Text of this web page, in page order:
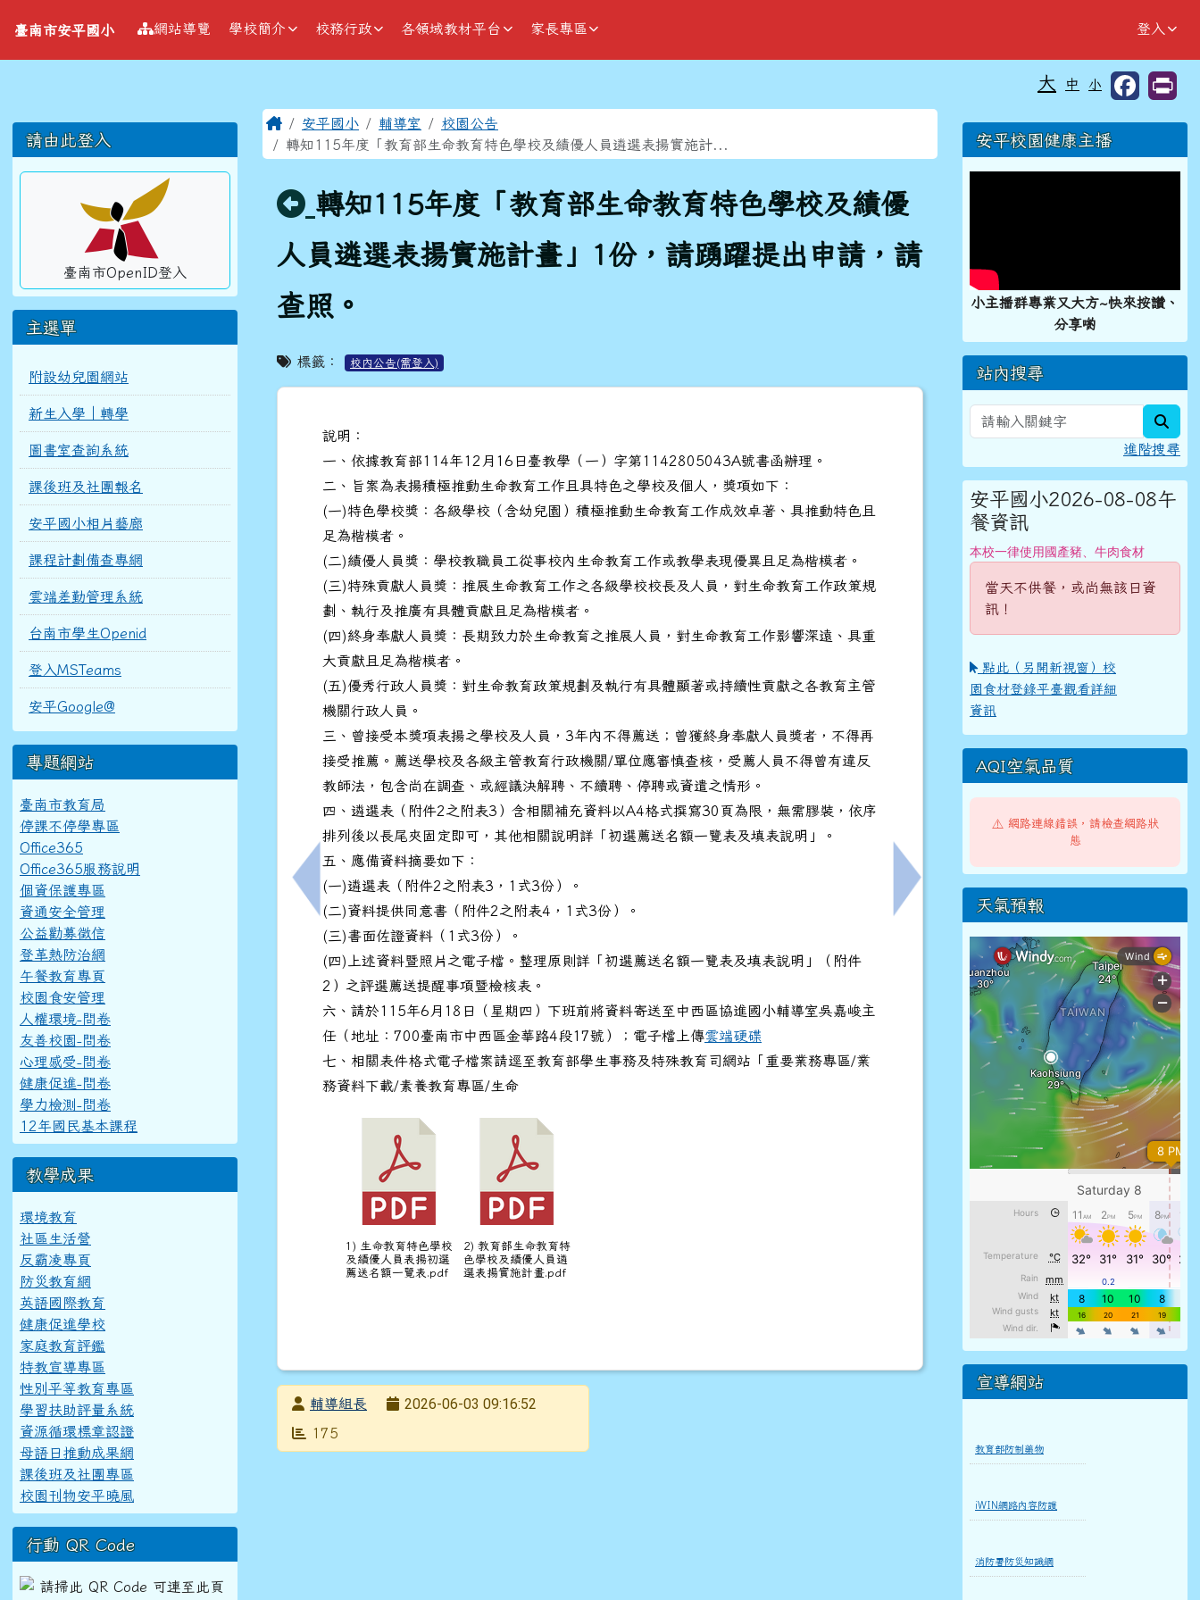
臺南市安平國小
導覽列
臺南市安平國小 網站導覽 學校簡介 校務行政 各領域教材平台 家長專區 登入
⏸
大 中 小
左邊區域內容
請由此登入
臺南市OpenID登入
主選單
附設幼兒園網站
新生入學｜轉學
圖書室查詢系統
課後班及社團報名
安平國小相片藝廊
課程計劃備查專網
雲端差勤管理系統
台南市學生Openid
登入MSTeams
安平Google@
專題網站
臺南市教育局
停課不停學專區
Office365
Office365服務說明
個資保護專區
資通安全管理
公益勸募徵信
登革熱防治網
午餐教育專頁
校園食安管理
人權環境-問卷
友善校園-問卷
心理感受-問卷
健康促進-問卷
學力檢測-問卷
12年國民基本課程
教學成果
環境教育
社區生活營
反霸凌專頁
防災教育網
英語國際教育
健康促進學校
家庭教育評鑑
特教宣導專區
性別平等教育專區
學習扶助評量系統
資源循環標章認證
母語日推動成果網
課後班及社團專區
校園刊物安平曉風
行動 QR Code
主內容區域
Home安平國小 輔導室
校園公告
轉知115年度「教育部生命教育特色學校及績優人員遴選表揚實施計...
回上頁
轉知115年度「教育部生命教育特色學校及績優
人員遴選表揚實施計畫」1份，請踴躍提出申請，請
查照。
標籤： 校內公告(需登入)
上一筆：轉知國教署辦理「2至8歲視覺障礙專業支持服務試辦計畫」期末成果發表會實施計畫，詳如說明，請查照。
說明：
一、依據教育部114年12月16日臺教學（一）字第1142805043A號書函辦理。
二、旨案為表揚積極推動生命教育工作且具特色之學校及個人，獎項如下：
(一)特色學校獎：各級學校（含幼兒園）積極推動生命教育工作成效卓著、具推動特色且
足為楷模者。
(二)績優人員獎：學校教職員工從事校內生命教育工作或教學表現優異且足為楷模者。
(三)特殊貢獻人員獎：推展生命教育工作之各級學校校長及人員，對生命教育工作政策規
劃、執行及推廣有具體貢獻且足為楷模者。
(四)終身奉獻人員獎：長期致力於生命教育之推展人員，對生命教育工作影響深遠、具重
大貢獻且足為楷模者。
(五)優秀行政人員獎：對生命教育政策規劃及執行有具體顯著或持續性貢獻之各教育主管
機關行政人員。
三、曾接受本獎項表揚之學校及人員，3年內不得薦送；曾獲終身奉獻人員獎者，不得再
接受推薦。薦送學校及各級主管教育行政機關/單位應審慎查核，受薦人員不得曾有違反
教師法，包含尚在調查、或經議決解聘、不續聘、停聘或資遣之情形。
四、遴選表（附件2之附表3）含相關補充資料以A4格式撰寫30頁為限，無需膠裝，依序
排列後以長尾夾固定即可，其他相關說明詳「初選薦送名額一覽表及填表說明」。
五、應備資料摘要如下：
(一)遴選表（附件2之附表3，1式3份）。
(二)資料提供同意書（附件2之附表4，1式3份）。
(三)書面佐證資料（1式3份）。
(四)上述資料暨照片之電子檔。整理原則詳「初選薦送名額一覽表及填表說明」（附件
2）之評選薦送提醒事項暨檢核表。
六、請於115年6月18日（星期四）下班前將資料寄送至中西區協進國小輔導室吳嘉峻主
任（地址：700臺南市中西區金華路4段17號）；電子檔上傳雲端硬碟
七、相關表件格式電子檔案請逕至教育部學生事務及特殊教育司網站「重要業務專區/業
務資料下載/素養教育專區/生命
1) 生命教育特色學校
及績優人員表揚初選
薦送名額一覽表.pdf
2) 教育部生命教育特
色學校及績優人員遴
選表揚實施計畫.pdf
下一筆：原訂115年輔導人員在職進修訓練
發布者輔導組長
發布日期
2026-06-03 09:16:52
瀏覽次數
175
右邊區域內容
安平校園健康主播
小主播群專業又大方~快來按讚、
分享喲
站內搜尋
進階搜尋
安平國小2026-08-08午
餐資訊
本校一律使用國產豬、牛肉食材
當天不供餐，或尚無該日資
訊！
點此（另開新視窗）校
園食材登錄平臺觀看詳細
資訊
AQI空氣品質
⚠️ 網路連線錯誤，請檢查網路狀
態
天氣預報
宣導網站
教育部防制藥物
iWIN網路內容防護
消防署防災知識網
頁尾區域